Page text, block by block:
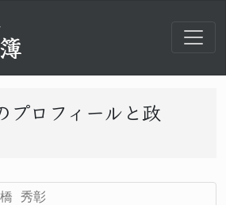
プロフィールと政
秀彰